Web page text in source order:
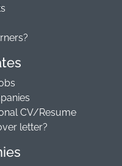
CV/Resume
letter?